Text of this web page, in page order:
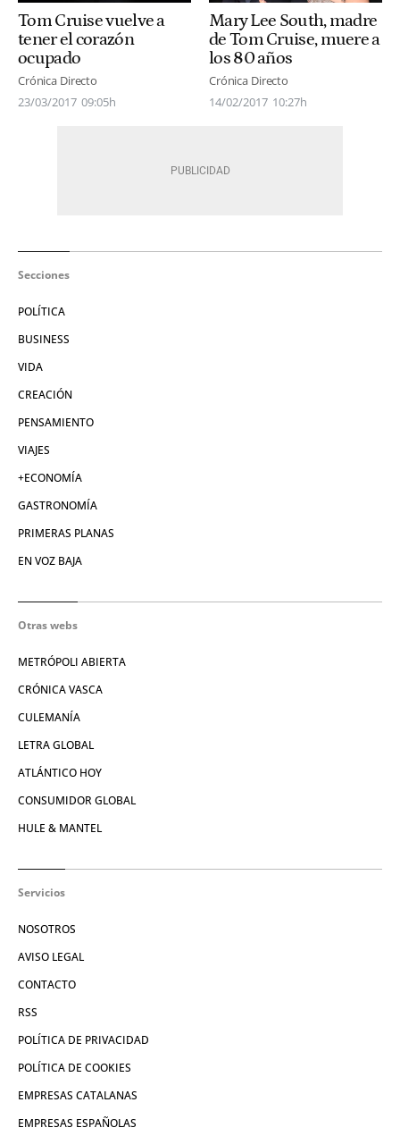
Tom Cruise vuelve a
tener el corazón
ocupado
Crónica Directo
23/03/2017 09:05h
Mary Lee South, madre
de Tom Cruise, muere a
los 80 años
Crónica Directo
14/02/2017 10:27h
Secciones
POLÍTICA
BUSINESS
VIDA
CREACIÓN
PENSAMIENTO
VIAJES
+ECONOMÍA
GASTRONOMÍA
PRIMERAS PLANAS
EN VOZ BAJA
Otras webs
METRÓPOLI ABIERTA
CRÓNICA VASCA
CULEMANÍA
LETRA GLOBAL
ATLÁNTICO HOY
CONSUMIDOR GLOBAL
HULE & MANTEL
Servicios
NOSOTROS
AVISO LEGAL
CONTACTO
RSS
POLÍTICA DE PRIVACIDAD
POLÍTICA DE COOKIES
EMPRESAS CATALANAS
EMPRESAS ESPAÑOLAS